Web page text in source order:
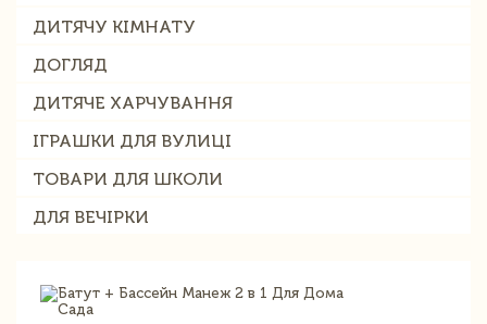
ДИТЯЧУ КІМНАТУ
ДОГЛЯД
ДИТЯЧЕ ХАРЧУВАННЯ
ІГРАШКИ ДЛЯ ВУЛИЦІ
ТОВАРИ ДЛЯ ШКОЛИ
ДЛЯ ВЕЧІРКИ